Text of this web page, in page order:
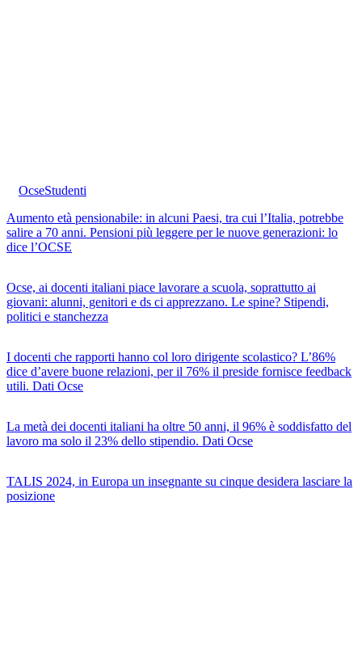
OcseStudenti
Aumento età pensionabile: in alcuni Paesi, tra cui l’Italia, potrebbe
salire a 70 anni. Pensioni più leggere per le nuove generazioni: lo
dice l’OCSE
Ocse, ai docenti italiani piace lavorare a scuola, soprattutto ai
giovani: alunni, genitori e ds ci apprezzano. Le spine? Stipendi,
politici e stanchezza
I docenti che rapporti hanno col loro dirigente scolastico? L’86%
dice d’avere buone relazioni, per il 76% il preside fornisce feedback
utili. Dati Ocse
La metà dei docenti italiani ha oltre 50 anni, il 96% è soddisfatto del
lavoro ma solo il 23% dello stipendio. Dati Ocse
TALIS 2024, in Europa un insegnante su cinque desidera lasciare la
posizione